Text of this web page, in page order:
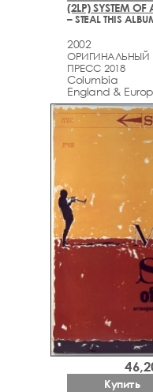
(2LP) SYSTEM
– STEAL THIS
2002
ОРИГИНАЛЬНЫЙ
ПРЕСС 2018
Columbia
England &
Купить